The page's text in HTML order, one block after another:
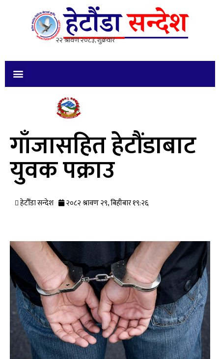
गाँजासहित हेटौंडाबाट
युवक पक्राउ
हेटौँडा सन्देश २०८२ श्रावण २९, बिहीबार १९:२६